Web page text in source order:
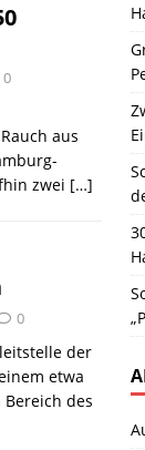
0
aus
zwei […]
0
der
etwa
des